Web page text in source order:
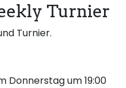
Turnier
Turnier.
Donnerstag um 19:00